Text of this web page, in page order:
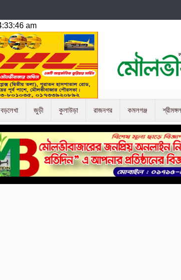
বড়লেখা জুড়ী কুলাউড়া রাজনগর কমলগঞ্জ শ্রীমঙ্গল